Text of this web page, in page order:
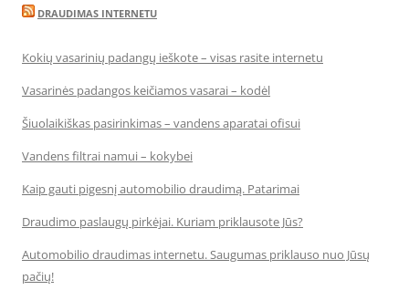
DRAUDIMAS INTERNETU
Kokių vasarinių padangų ieškote – visas rasite internetu
Vasarinės padangos keičiamos vasarai – kodėl
Šiuolaikiškas pasirinkimas – vandens aparatai ofisui
Vandens filtrai namui – kokybei
Kaip gauti pigesnį automobilio draudimą. Patarimai
Draudimo paslaugų pirkėjai. Kuriam priklausote Jūs?
Automobilio draudimas internetu. Saugumas priklauso nuo Jūsų
pačių!